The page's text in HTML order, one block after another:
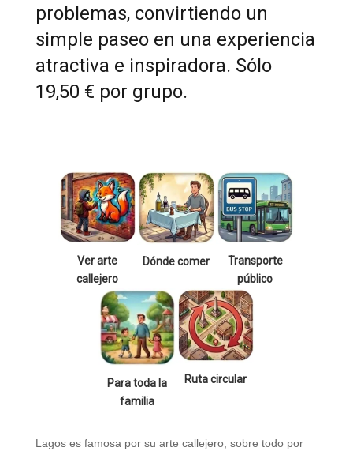
problemas, convirtiendo un
simple paseo en una experiencia
atractiva e inspiradora. Sólo
19,50 € por grupo.
Ver arte
callejero
Dónde comer
Transporte
público
Para toda la
familia
Ruta circular
Lagos es famosa por su arte callejero, sobre todo por